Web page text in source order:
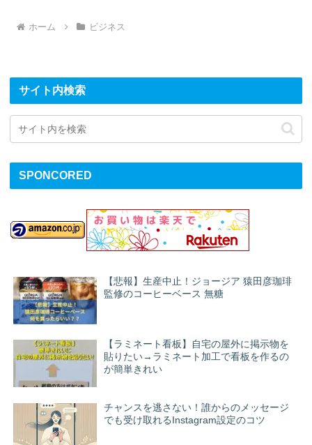
ホーム ビジネス
サイト内検索
SPONCORED
【悲報】生産中止！ジョージア 猿田彦珈琲
監修のコーヒーベース 無糖
【ラミネート看板】自宅の屋外に掲示物を
貼りたい→ラミネート加工で看板を作るの
が簡単きれい
チャンスを逃さない！誰からのメッセージ
でも受け取れるInstagram設定のコツ